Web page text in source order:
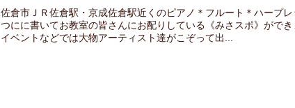
佐倉市ＪＲ佐倉駅・京成佐倉駅近くのピアノ＊フルート＊ハープ
つにに書いてお教室の皆さんにお配りしている《みさスポ》がで
イベントなどでは大物アーティスト達がこぞって出...